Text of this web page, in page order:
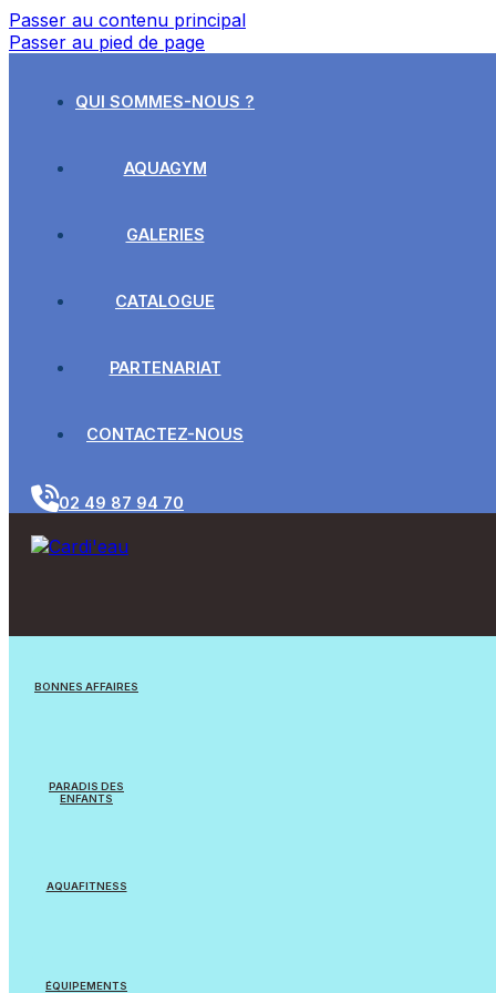
Passer au contenu principal
Passer au pied de page
QUI SOMMES-NOUS ?
AQUAGYM
GALERIES
CATALOGUE
PARTENARIAT
CONTACTEZ-NOUS
02 49 87 94 70
BONNES AFFAIRES
PARADIS DES
ENFANTS
AQUAFITNESS
ÉQUIPEMENTS